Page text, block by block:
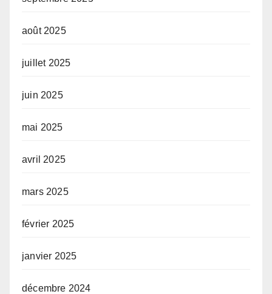
août 2025
juillet 2025
juin 2025
mai 2025
avril 2025
mars 2025
février 2025
janvier 2025
décembre 2024